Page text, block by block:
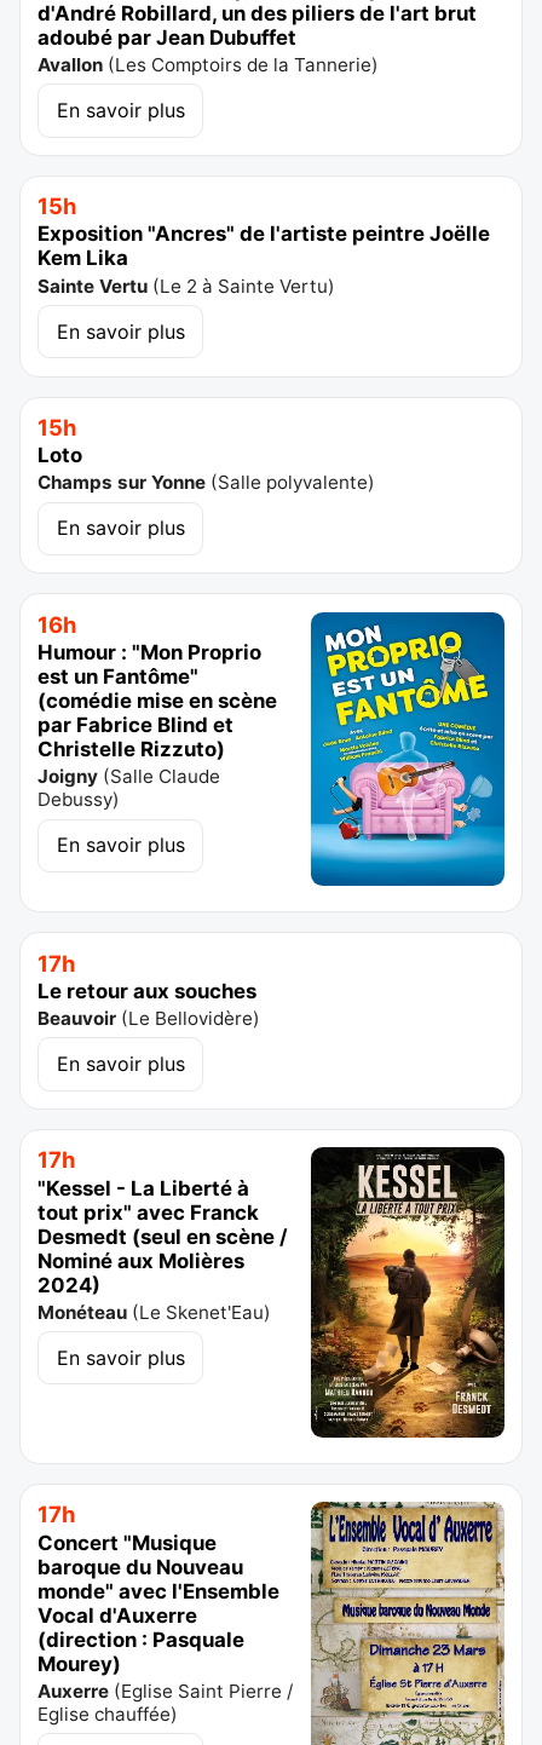
d'André Robillard, un des piliers de l'art brut
adoubé par Jean Dubuffet
Avallon (Les Comptoirs de la Tannerie)
En savoir plus
15h
Exposition "Ancres" de l'artiste peintre Joëlle
Kem Lika
Sainte Vertu (Le 2 à Sainte Vertu)
En savoir plus
15h
Loto
Champs sur Yonne (Salle polyvalente)
En savoir plus
16h
Humour : "Mon Proprio
est un Fantôme"
(comédie mise en scène
par Fabrice Blind et
Christelle Rizzuto)
Joigny (Salle Claude
Debussy)
En savoir plus
17h
Le retour aux souches
Beauvoir (Le Bellovidère)
En savoir plus
17h
"Kessel - La Liberté à
tout prix" avec Franck
Desmedt (seul en scène /
Nominé aux Molières
2024)
Monéteau (Le Skenet'Eau)
En savoir plus
17h
Concert "Musique
baroque du Nouveau
monde" avec l'Ensemble
Vocal d'Auxerre
(direction : Pasquale
Mourey)
Auxerre (Eglise Saint Pierre /
Eglise chauffée)